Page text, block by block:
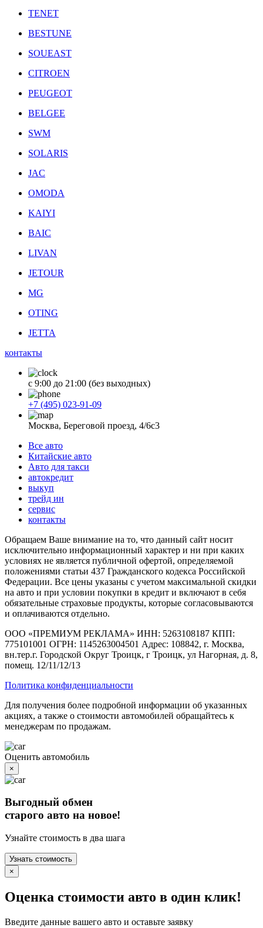
TENET
BESTUNE
SOUEAST
CITROEN
PEUGEOT
BELGEE
SWM
SOLARIS
JAC
OMODA
KAIYI
BAIC
LIVAN
JETOUR
MG
OTING
JETTA
контакты
с 9:00 до 21:00 (без выходных)
+7 (495) 023-91-09
Москва, Береговой проезд, 4/6с3
Все авто
Китайские авто
Авто для такси
автокредит
выкуп
трейд ин
сервис
контакты
Обращаем Ваше внимание на то, что данный сайт носит
исключительно информационный характер и ни при каких
условиях не является публичной офертой, определяемой
положениями статьи 437 Гражданского кодекса Российской
Федерации. Все цены указаны с учетом максимальной скидки
на авто и при условии покупки в кредит и включают в себя
обязательные страховые продукты, которые согласовываются
и оплачиваются отдельно.
ООО «ПРЕМИУМ РЕКЛАМА» ИНН: 5263108187 КПП:
775101001 ОГРН: 1145263004501 Адрес: 108842, г. Москва,
вн.тер.г. Городской Округ Троицк, г Троицк, ул Нагорная, д. 8,
помещ. 12/11/12/13
Политика конфиденциальности
Для получения более подробной информации об указанных
акциях, а также о стоимости автомобилей обращайтесь к
менеджерам по продажам.
Оценить автомобиль
×
Выгодный обмен
старого авто на новое!
Узнайте стоимость в два шага
Узнать стоимость
×
Оценка стоимости авто в один клик!
Введите данные вашего авто и оставьте заявку